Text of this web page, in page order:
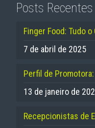
Posts Recentes
Finger Food: Tudo
7 de abril de 2025
Perfil de
13 de janeiro de
Recepcionistas de